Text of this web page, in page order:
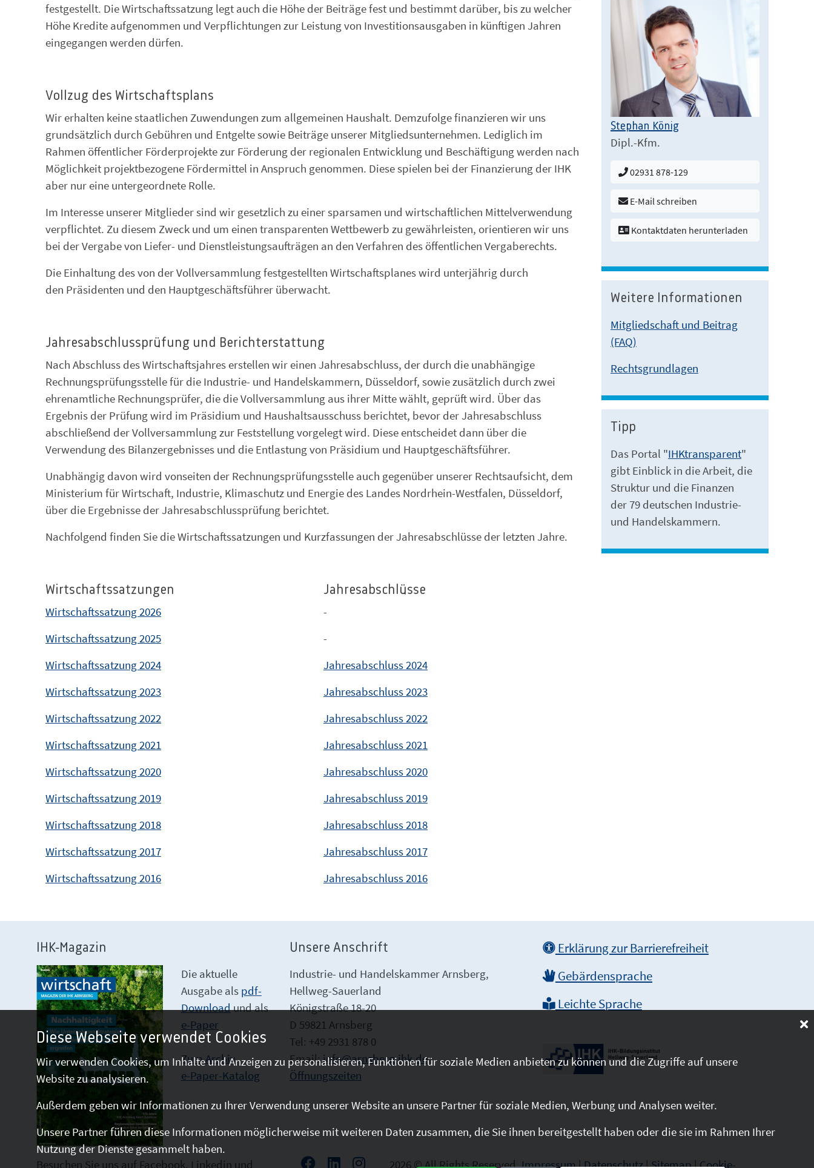
festgestellt. Die Wirtschaftssatzung legt auch die Höhe der Beiträge fest und bestimmt darüber, bis zu welcher
Höhe Kredite aufgenommen und Verpflichtungen zur Leistung von Investitionsausgaben in künftigen Jahren
eingegangen werden dürfen.
Vollzug des Wirtschaftsplans
Wir erhalten keine staatlichen Zuwendungen zum allgemeinen Haushalt. Demzufolge finanzieren wir uns
grundsätzlich durch Gebühren und Entgelte sowie Beiträge unserer Mitgliedsunternehmen. Lediglich im
Rahmen öffentlicher Förderprojekte zur Förderung der regionalen Entwicklung und Beschäftigung werden nach
Möglichkeit projektbezogene Fördermittel in Anspruch genommen. Diese spielen bei der Finanzierung der IHK
aber nur eine untergeordnete Rolle.
Im Interesse unserer Mitglieder sind wir gesetzlich zu einer sparsamen und wirtschaftlichen Mittelverwendung
verpflichtet. Zu diesem Zweck und um einen transparenten Wettbewerb zu gewährleisten, orientieren wir uns
bei der Vergabe von Liefer- und Dienstleistungsaufträgen an den Verfahren des öffentlichen Vergaberechts.
Die Einhaltung des von der Vollversammlung festgestellten Wirtschaftsplanes wird unterjährig durch
den Präsidenten und den Hauptgeschäftsführer überwacht.
Jahresabschlussprüfung und Berichterstattung
Nach Abschluss des Wirtschaftsjahres erstellen wir einen Jahresabschluss, der durch die unabhängige
Rechnungsprüfungsstelle für die Industrie- und Handelskammern, Düsseldorf, sowie zusätzlich durch zwei
ehrenamtliche Rechnungsprüfer, die die Vollversammlung aus ihrer Mitte wählt, geprüft wird. Über das
Ergebnis der Prüfung wird im Präsidium und Haushaltsausschuss berichtet, bevor der Jahresabschluss
abschließend der Vollversammlung zur Feststellung vorgelegt wird. Diese entscheidet dann über die
Verwendung des Bilanzergebnisses und die Entlastung von Präsidium und Hauptgeschäftsführer.
Unabhängig davon wird vonseiten der Rechnungsprüfungsstelle auch gegenüber unserer Rechtsaufsicht, dem
Ministerium für Wirtschaft, Industrie, Klimaschutz und Energie des Landes Nordrhein-Westfalen, Düsseldorf,
über die Ergebnisse der Jahresabschlussprüfung berichtet.
Nachfolgend finden Sie die Wirtschaftssatzungen und Kurzfassungen der Jahresabschlüsse der letzten Jahre.
Wirtschaftssatzungen
Wirtschaftssatzung 2026
Wirtschaftssatzung 2025
Wirtschaftssatzung 2024
Wirtschaftssatzung 2023
Wirtschaftssatzung 2022
Wirtschaftssatzung 2021
Wirtschaftssatzung 2020
Wirtschaftssatzung 2019
Wirtschaftssatzung 2018
Wirtschaftssatzung 2017
Wirtschaftssatzung 2016
Jahresabschlüsse
-
-
Jahresabschluss 2024
Jahresabschluss 2023
Jahresabschluss 2022
Jahresabschluss 2021
Jahresabschluss 2020
Jahresabschluss 2019
Jahresabschluss 2018
Jahresabschluss 2017
Jahresabschluss 2016
Stephan König
Dipl.-Kfm.
02931 878-129
E-Mail schreiben
Kontaktdaten herunterladen
Weitere Informationen
Mitgliedschaft und Beitrag
(FAQ)
Rechtsgrundlagen
Tipp
Das Portal "IHKtransparent"
gibt Einblick in die Arbeit, die
Struktur und die Finanzen
der 79 deutschen Industrie-
und Handelskammern.
IHK-Magazin
Die aktuelle
Ausgabe als pdf-
Downloadund als
e-Paper
Zum Archiv
e-Paper-Katalog
Unsere Anschrift
Industrie- und Handelskammer Arnsberg,
Hellweg-Sauerland
Königstraße 18-20
D 59821 Arnsberg
Tel: +49 2931 878 0
Email:info@arnsberg.ihk.de
Öffnungszeiten
Erklärung zur Barrierefreiheit
Gebärdensprache
Leichte Sprache
Besuchen Sie uns auf Facebook, Linkedin und 2026 © All Rights Reserved.Impressum|Datenschutz|Sitemap|Cookie-
Diese Webseite verwendet Cookies
Wir verwenden Cookies, um Inhalte und Anzeigen zu personalisieren, Funktionen für soziale Medien anbieten zu können und die Zugriffe auf unsere
Website zu analysieren.
Außerdem geben wir Informationen zu Ihrer Verwendung unserer Website an unsere Partner für soziale Medien, Werbung und Analysen weiter.
Unsere Partner führen diese Informationen möglicherweise mit weiteren Daten zusammen, die Sie ihnen bereitgestellt haben oder die sie im Rahmen Ihrer
Nutzung der Dienste gesammelt haben.